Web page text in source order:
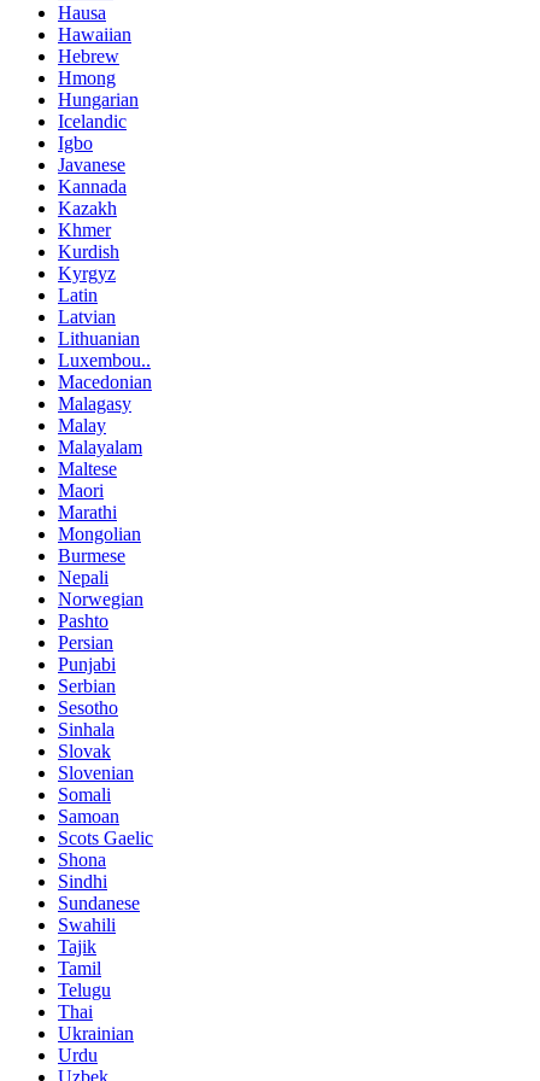
Hausa
Hawaiian
Hebrew
Hmong
Hungarian
Icelandic
Igbo
Javanese
Kannada
Kazakh
Khmer
Kurdish
Kyrgyz
Latin
Latvian
Lithuanian
Luxembou..
Macedonian
Malagasy
Malay
Malayalam
Maltese
Maori
Marathi
Mongolian
Burmese
Nepali
Norwegian
Pashto
Persian
Punjabi
Serbian
Sesotho
Sinhala
Slovak
Slovenian
Somali
Samoan
Scots Gaelic
Shona
Sindhi
Sundanese
Swahili
Tajik
Tamil
Telugu
Thai
Ukrainian
Urdu